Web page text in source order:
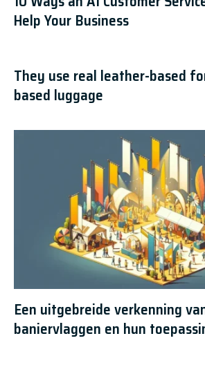
Help Your Business
They use real leather-based
based luggage
Een uitgebreide verkenning
baniervlaggen en hun